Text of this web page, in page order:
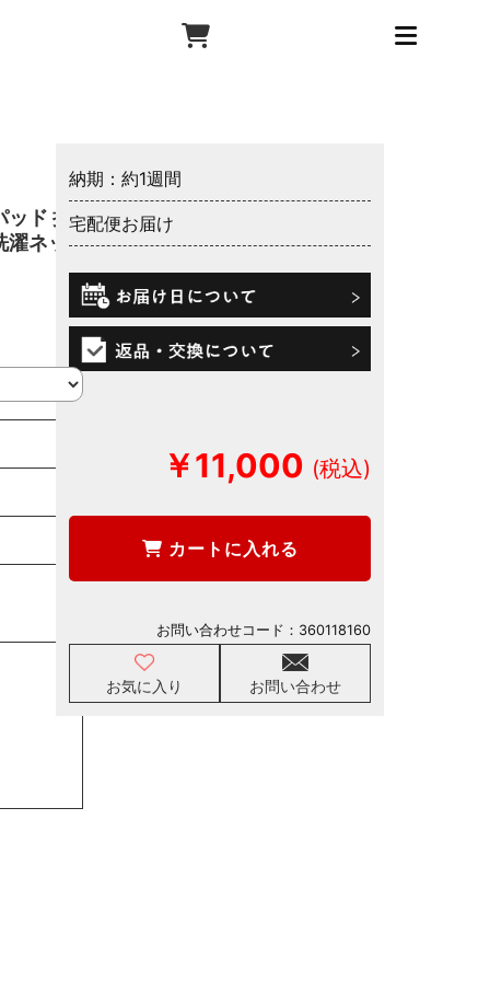
ッド 抗
ネッ
納期：約1週間
宅配便お届け
￥11,000
カートに入れる
お気に入り お問い合わせ
お問い合わせコード： 360118160